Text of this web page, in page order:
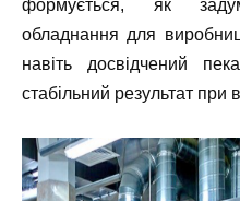
формується, як
обладнання для
навіть досвідчений
стабільний результат при